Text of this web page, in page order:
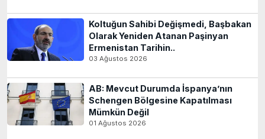
Koltuğun Sahibi Değişmedi, Başbakan
Olarak Yeniden Atanan Paşinyan
Ermenistan Tarihin..
03 Ağustos 2026
AB: Mevcut Durumda İspanya’nın
Schengen Bölgesine Kapatılması
Mümkün Değil
01 Ağustos 2026